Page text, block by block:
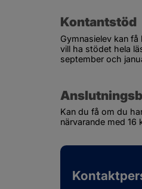
Kontantstöd
Gymnasielev kan
vill ha stödet hela
september och
Kan du få om du
närvarande med